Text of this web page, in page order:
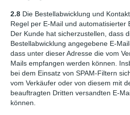
2.8 Die Bestellabwicklung und
Regel per E-Mail und automatisierter
Der Kunde hat sicherzustellen, dass
Bestellabwicklung angegebene E-
dass unter dieser Adresse die vom
Mails empfangen werden können.
bei dem Einsatz von SPAM-Filtern
vom Verkäufer oder von diesem mit
beauftragten Dritten versandten E-
können.